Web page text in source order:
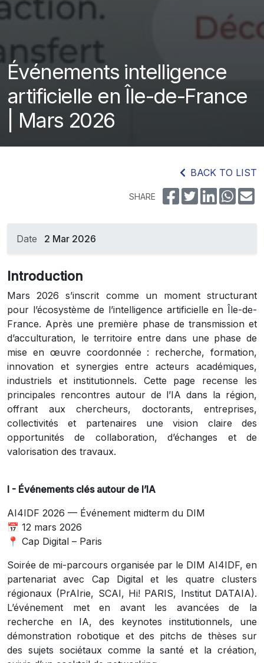
Événements intelligence
artificielle en Île-de-France
| Mars 2026
BACK TO LIST
SHARE
Date 2 Mar 2026
Introduction
Mars 2026 s’inscrit comme un moment structurant
pour l’écosystème de l’intelligence artificielle en Île-de-
France. Après une première phase de transmission et
d’acculturation, le territoire entre dans une phase de
mise en œuvre coordonnée : recherche, formation,
innovation et synergies entre acteurs académiques,
industriels et institutionnels. Cette page recense les
principales rencontres autour de l’IA dans la région,
offrant aux chercheurs, doctorants, entreprises,
collectivités et partenaires une vision claire des
opportunités de collaboration, d’échanges et de
valorisation des travaux.
I - Événements clés autour de l’IA
AI4IDF 2026 — Événement midterm du DIM
📅 12 mars 2026
📍 Cap Digital – Paris
Soirée de mi-parcours organisée par le DIM AI4IDF, en
partenariat avec Cap Digital et les quatre clusters
régionaux (PrAIrie, SCAI, Hi! PARIS, Institut DATAIA).
L’événement met en avant les avancées de la
recherche en IA, des keynotes institutionnels, une
démonstration robotique et des pitchs de thèses sur
des sujets sociétaux comme la santé et la création,